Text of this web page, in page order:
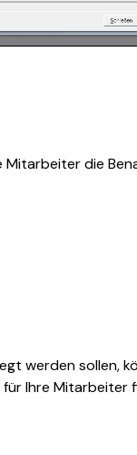
die
werden sollen,
für Ihre Mitarbeiter